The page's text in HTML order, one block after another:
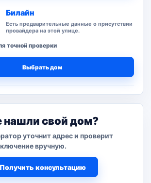
Билайн
Есть предварительные данные о присутствии
провайдера на этой улице.
точной проверки
Выбрать дом
нашли свой дом?
уточнит адрес и проверит
вручную.
Получить консультацию